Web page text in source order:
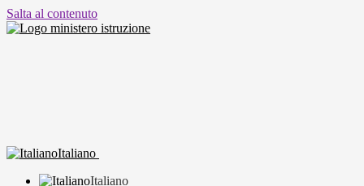
Salta al contenuto
Italiano
Italiano